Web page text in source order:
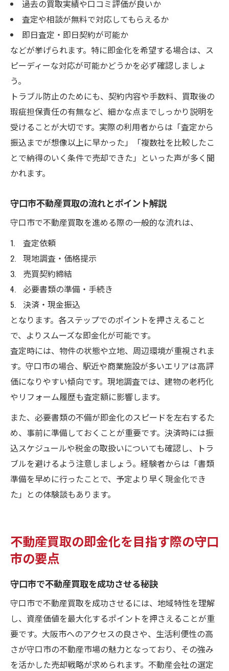
過去の買取実績や口コミ評価が良いか
査定や相談が無料で対応してもらえるか
即日査定・即日契約が可能か
などが挙げられます。特に即金化を希望する場合は、ス
ピーディーな対応が可能かどうかを必ず確認しましょ
う。
トラブル防止のためにも、契約内容や手数料、買取後の
瑕疵担保責任の有無など、細かな点までしっかり説明を
受けることが大切です。実際の利用者からは「査定から
振込までが想像以上に早かった」「複数社を比較したこ
とで納得のいく条件で売却できた」といった声が多く聞
かれます。
守口市不動産買取の流れとポイント解説
守口市で不動産買取を進める際の一般的な流れは、
査定依頼
現地調査・価格提示
売買契約締結
必要書類の準備・手続き
決済・現金振込
となります。各ステップでのポイントを押さえること
で、よりスムーズな即金化が可能です。
査定時には、物件の状態や立地、周辺環境が重視されま
す。守口市の場合、駅近や商業施設が多いエリアは高評
価になりやすい傾向です。現地調査では、建物の老朽化
やリフォーム履歴も査定額に影響します。
また、必要書類の不備が即金化のスピードを左右するた
め、事前に準備しておくことが重要です。決済時には振
込スケジュールや税金の取扱いについても確認し、トラ
ブルを避けるよう注意しましょう。経験者からは「書類
準備を早めに行ったことで、予定より早く現金化でき
た」との体験談もあります。
不動産買取の即金化を目指す際の守口
市の要点
守口市で不動産買取を成功させる秘訣
守口市で不動産買取を成功させるには、地域特性を理解
し、資産価値を最大化するポイントを押さえることが重
要です。大阪市へのアクセスの良さや、生活利便性の高
さが守口市の不動産市場の魅力となっており、その強み
を活かした売却戦略が求められます。不動産会社の選定